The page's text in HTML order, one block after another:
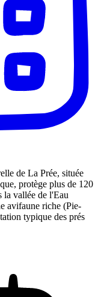
de La Prée, située
protège plus de 120
la vallée de l'Eau
avifaune riche (Pie-
typique des prés